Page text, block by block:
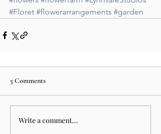
#Floret #flowerarrangements #garden
5 Comments
Write a comment...